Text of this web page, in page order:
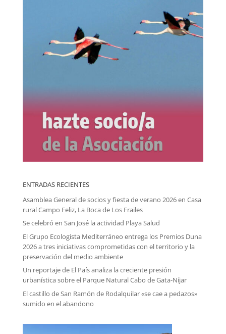
ENTRADAS RECIENTES
Asamblea General de socios y fiesta de verano 2026 en Casa
rural Campo Feliz, La Boca de Los Frailes
Se celebró en San José la actividad Playa Salud
El Grupo Ecologista Mediterráneo entrega los Premios Duna
2026 a tres iniciativas comprometidas con el territorio y la
preservación del medio ambiente
Un reportaje de El País analiza la creciente presión
urbanística sobre el Parque Natural Cabo de Gata-Níjar
El castillo de San Ramón de Rodalquilar «se cae a pedazos»
sumido en el abandono